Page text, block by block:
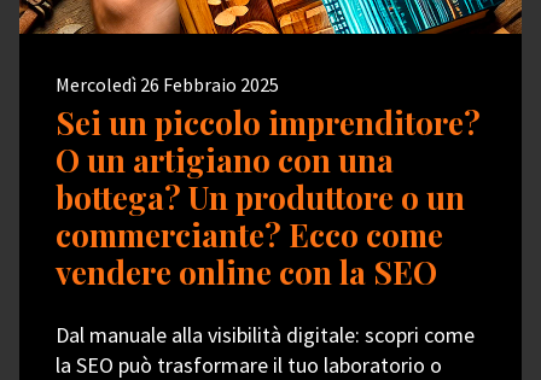
Mercoledì 26 Febbraio 2025
Sei un piccolo imprenditore?
O un artigiano con una
bottega? Un produttore o un
commerciante? Ecco come
vendere online con la SEO
Dal manuale alla visibilità digitale: scopri come
la SEO può trasformare il tuo laboratorio o